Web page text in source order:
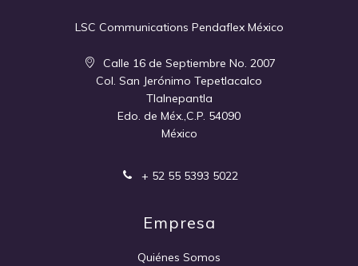
LSC Communications Pendaflex México
Calle 16 de Septiembre No. 2007
Col. San Jerónimo Tepetlacalco
Tlalnepantla
Edo. de Méx.,C.P. 54090
México
+ 52 55 5393 5022
Empresa
Quiénes Somos